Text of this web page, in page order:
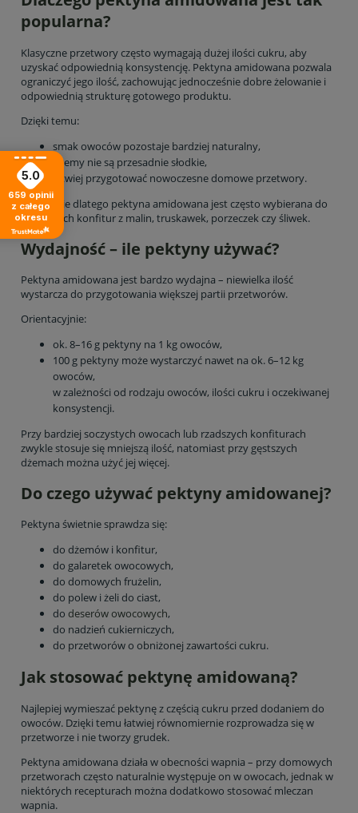
popularna?
Klasyczne przetwory często wymagają dużej ilości cukru, aby
uzyskać odpowiednią konsystencję. Pektyna amidowana pozwala
ograniczyć jego ilość, zachowując jednocześnie dobre żelowanie i
odpowiednią strukturę gotowego produktu.
Dzięki temu:
smak owoców pozostaje bardziej naturalny,
dżemy nie są przesadnie słodkie,
łatwiej przygotować nowoczesne domowe przetwory.
To właśnie dlatego pektyna amidowana jest często wybierana do
domowych konfitur z malin, truskawek, porzeczek czy śliwek.
Wydajność – ile pektyny używać?
Pektyna amidowana jest bardzo wydajna – niewielka ilość
wystarcza do przygotowania większej partii przetworów.
Orientacyjnie:
ok. 8–16 g pektyny na 1 kg owoców,
100 g pektyny może wystarczyć nawet na ok. 6–12 kg
owoców,
w zależności od rodzaju owoców, ilości cukru i oczekiwanej
konsystencji.
Przy bardziej soczystych owocach lub rzadszych konfiturach
zwykle stosuje się mniejszą ilość, natomiast przy gęstszych
dżemach można użyć jej więcej.
Do czego używać pektyny amidowanej?
Pektyna świetnie sprawdza się:
do dżemów i konfitur,
do galaretek owocowych,
do domowych frużelin,
do polew i żeli do ciast,
do deserów owocowych,
do nadzień cukierniczych,
do przetworów o obniżonej zawartości cukru.
Jak stosować pektynę amidowaną?
Najlepiej wymieszać pektynę z częścią cukru przed dodaniem do
owoców. Dzięki temu łatwiej równomiernie rozprowadza się w
przetworze i nie tworzy grudek.
Pektyna amidowana działa w obecności wapnia – przy domowych
przetworach często naturalnie występuje on w owocach, jednak w
niektórych recepturach można dodatkowo stosować mleczan
wapnia.
5.0
659 opinii
z całego
okresu